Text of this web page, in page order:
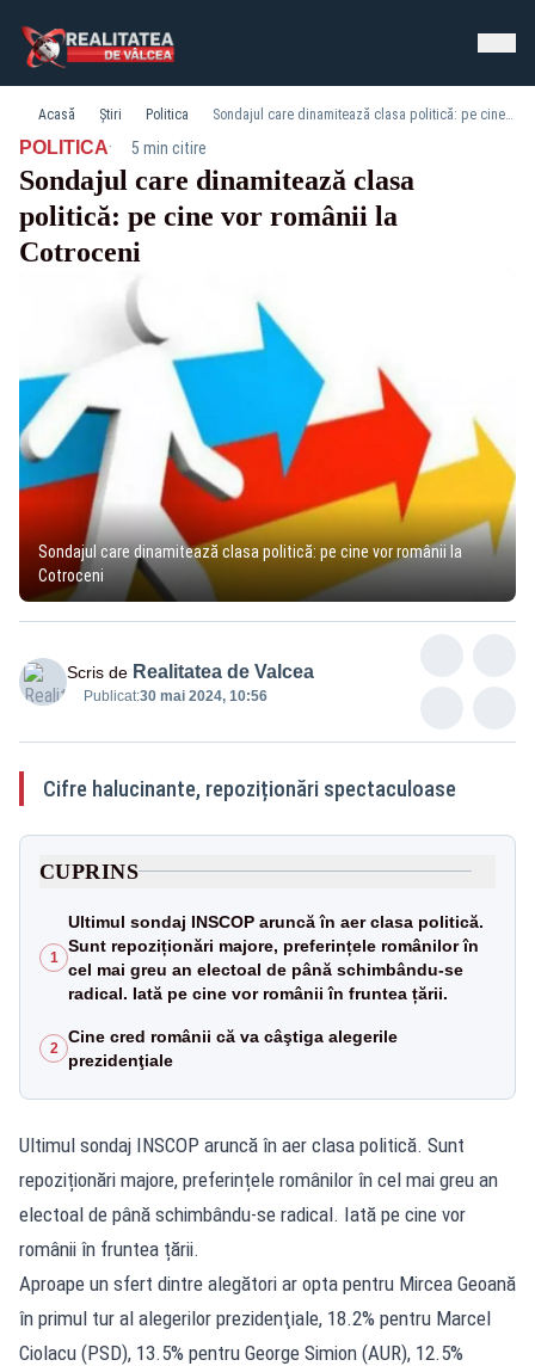
Acasă Știri Politica Sondajul care dinamitează clasa politică: pe cine vor românii la Cotroceni
POLITICA· 5 min citire
Sondajul care dinamitează clasa
politică: pe cine vor românii la
Cotroceni
Sondajul care dinamitează clasa politică: pe cine vor românii la
Cotroceni
Scris de Realitatea de Valcea
Publicat:30 mai 2024, 10:56
Cifre halucinante, repoziționări spectaculoase
CUPRINS
1
Ultimul sondaj INSCOP aruncă în aer clasa politică.
Sunt repoziționări majore, preferințele românilor în
cel mai greu an electoal de până schimbându-se
radical. Iată pe cine vor românii în fruntea țării.
2
Cine cred românii că va câştiga alegerile
prezidenţiale
Ultimul sondaj INSCOP aruncă în aer clasa politică. Sunt
repoziționări majore, preferințele românilor în cel mai greu an
electoal de până schimbându-se radical. Iată pe cine vor
românii în fruntea țării.
Aproape un sfert dintre alegători ar opta pentru Mircea Geoană
în primul tur al alegerilor prezidenţiale, 18.2% pentru Marcel
Ciolacu (PSD), 13.5% pentru George Simion (AUR), 12.5%